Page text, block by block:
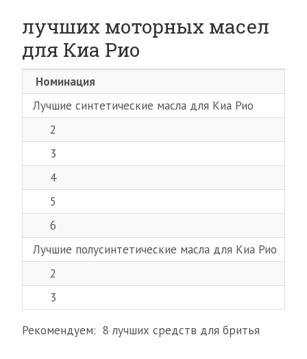
лучших моторных масел
для Киа Рио
Номинация
Лучшие синтетические масла для Киа Рио
2
3
4
5
6
Лучшие полусинтетические масла для Киа Рио
2
3
Рекомендуем: 8 лучших средств для бритья